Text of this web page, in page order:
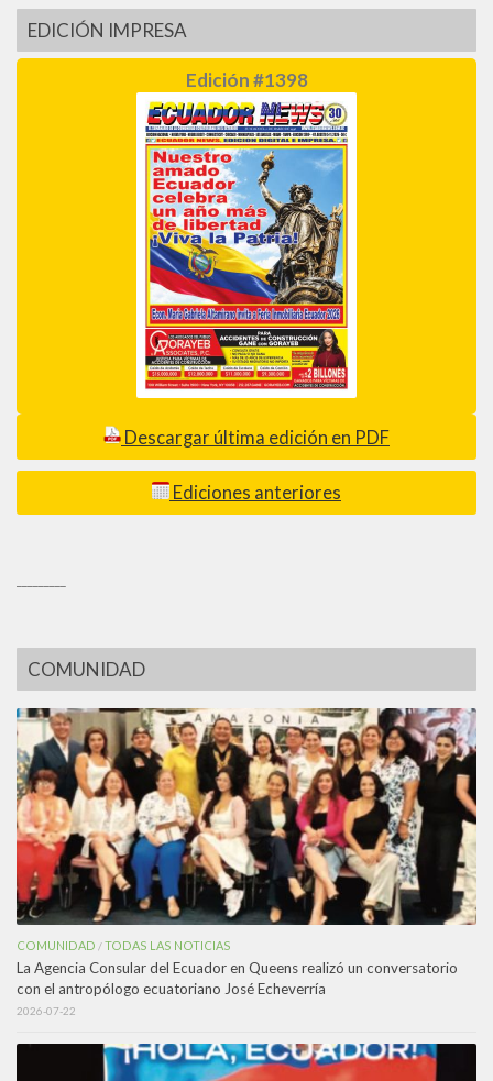
EDICIÓN IMPRESA
Edición #1398
Descargar última edición en PDF
Ediciones anteriores
COMUNIDAD
COMUNIDAD /TODAS LAS NOTICIAS
La Agencia Consular del Ecuador en Queens realizó un conversatorio
con el antropólogo ecuatoriano José Echeverría
2026-07-22